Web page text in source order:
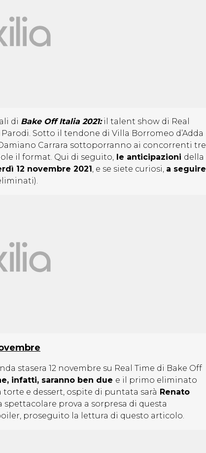
di Bake Off Italia 2021:il talent show di Real
Sotto il tendone di Villa Borromeo d’Adda
Carrara sottoporranno ai concorrenti tre
il format. Qui di seguito, le anticipazioni della
12 novembre 2021, e se siete curiosi, a seguire
stasera 12 novembre su Real Time di Bake Off
infatti, saranno ben due e il primo eliminato
e dessert, ospite di puntata sarà Renato
prova a sorpresa di questa
proseguito la lettura di questo articolo.